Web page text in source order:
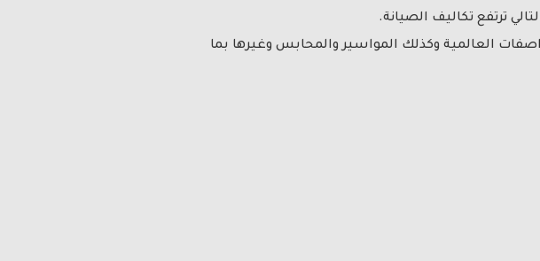
ترتفع تكاليف الصيانة.
العالمية وكذلك المواسير والمحابس وغيرها بما